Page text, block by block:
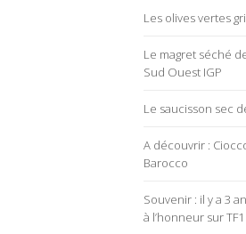
Les olives vertes
Le magret séché
Sud Ouest IGP
Le saucisson sec
A découvrir :
Barocco
Souvenir : il y a 3
à l’honneur sur TF1